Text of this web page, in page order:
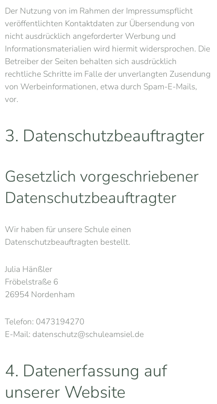
Der Nutzung von im Rahmen der Impressumspflicht
veröffentlichten Kontaktdaten zur Übersendung von
nicht ausdrücklich angeforderter Werbung und
Informationsmaterialien wird hiermit widersprochen. Die
Betreiber der Seiten behalten sich ausdrücklich
rechtliche Schritte im Falle der unverlangten Zusendung
von Werbeinformationen, etwa durch Spam-E-Mails,
vor.
3. Datenschutzbeauftragter
Gesetzlich vorgeschriebener
Datenschutzbeauftragter
Wir haben für unsere Schule einen
Datenschutzbeauftragten bestellt.
Julia Hänßler
Fröbelstraße 6
26954 Nordenham
Telefon: 0473194270
E-Mail: datenschutz@schuleamsiel.de
4. Datenerfassung auf
unserer Website